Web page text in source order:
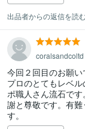
出品者からの返信を読
coralsandcoltd
今回２回目のお願
プロのとてもレベ
ポ職人さん流石で
謝と尊敬です。有
す。